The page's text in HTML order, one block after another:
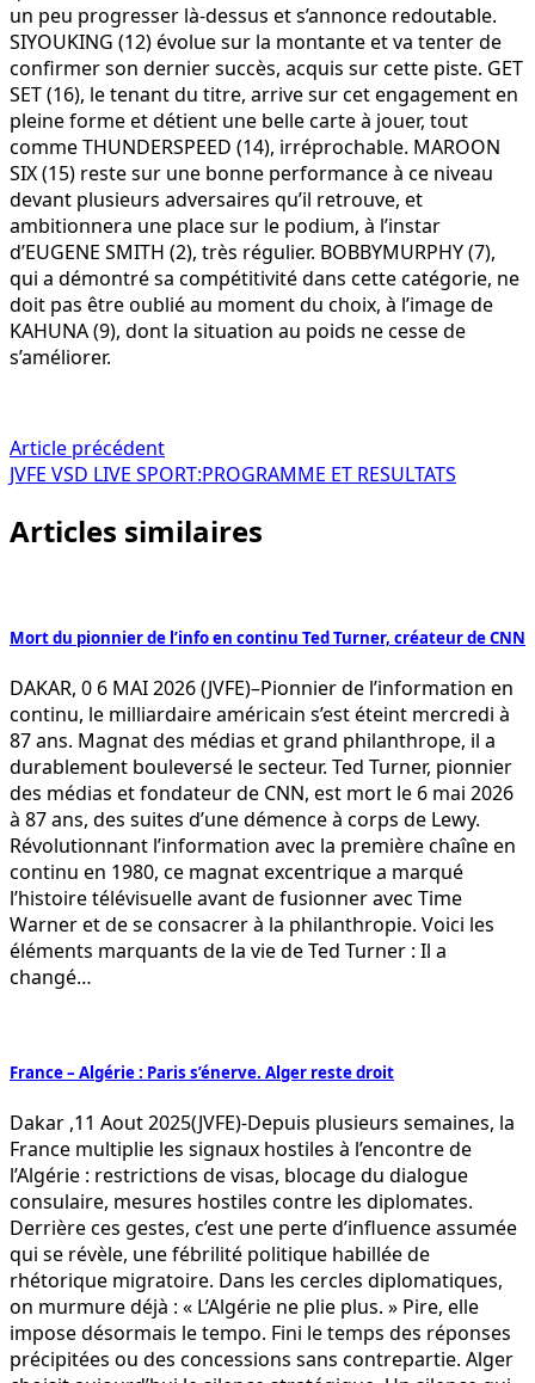
un peu progresser là-dessus et s’annonce redoutable.
SIYOUKING (12) évolue sur la montante et va tenter de
confirmer son dernier succès, acquis sur cette piste. GET
SET (16), le tenant du titre, arrive sur cet engagement en
pleine forme et détient une belle carte à jouer, tout
comme THUNDERSPEED (14), irréprochable. MAROON
SIX (15) reste sur une bonne performance à ce niveau
devant plusieurs adversaires qu’il retrouve, et
ambitionnera une place sur le podium, à l’instar
d’EUGENE SMITH (2), très régulier. BOBBYMURPHY (7),
qui a démontré sa compétitivité dans cette catégorie, ne
doit pas être oublié au moment du choix, à l’image de
KAHUNA (9), dont la situation au poids ne cesse de
s’améliorer.
Navigation
de
l’article
Article précédent
JVFE VSD LIVE SPORT:PROGRAMME ET RESULTATS
Articles similaires
Mort du pionnier de l’info en continu Ted Turner, créateur de CNN
DAKAR, 0 6 MAI 2026 (JVFE)–Pionnier de l’information en
continu, le milliardaire américain s’est éteint mercredi à
87 ans. Magnat des médias et grand philanthrope, il a
durablement bouleversé le secteur. Ted Turner, pionnier
des médias et fondateur de CNN, est mort le 6 mai 2026
à 87 ans, des suites d’une démence à corps de Lewy.
Révolutionnant l’information avec la première chaîne en
continu en 1980, ce magnat excentrique a marqué
l’histoire télévisuelle avant de fusionner avec Time
Warner et de se consacrer à la philanthropie. Voici les
éléments marquants de la vie de Ted Turner : Il a
changé…
France – Algérie : Paris s’énerve. Alger reste droit
Dakar ,11 Aout 2025(JVFE)-Depuis plusieurs semaines, la
France multiplie les signaux hostiles à l’encontre de
l’Algérie : restrictions de visas, blocage du dialogue
consulaire, mesures hostiles contre les diplomates.
Derrière ces gestes, c’est une perte d’influence assumée
qui se révèle, une fébrilité politique habillée de
rhétorique migratoire. Dans les cercles diplomatiques,
on murmure déjà : « L’Algérie ne plie plus. » Pire, elle
impose désormais le tempo. Fini le temps des réponses
précipitées ou des concessions sans contrepartie. Alger